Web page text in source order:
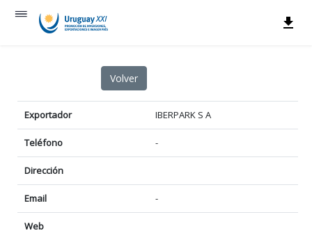
Exportador IBERPARK S A
Teléfono -
Dirección
Email -
Web